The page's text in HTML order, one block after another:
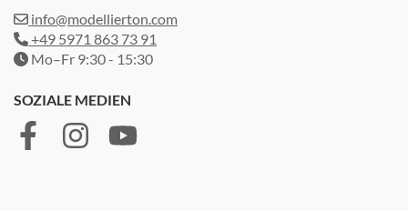
info@modellierton.com
+49 5971 863 73 91
Mo–Fr 9:30 - 15:30
SOZIALE MEDIEN